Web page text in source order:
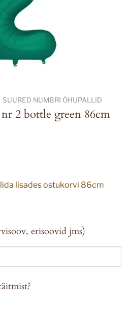
SUURED NUMBRI ÕHUPALLID
2 bottle green 86cm
lisades ostukorvi 86cm
erisoovid jms)